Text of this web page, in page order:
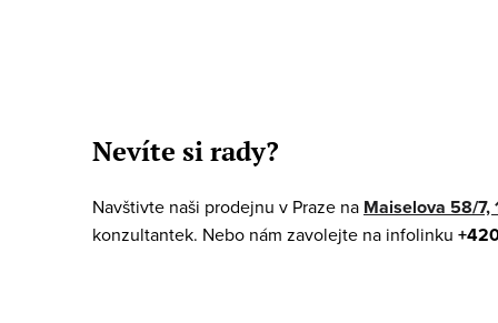
l
á
d
Nevíte si rady?
Navštivte naši prodejnu v Praze na Maiselova 58/7,
konzultantek. Nebo nám zavolejte na infolinku